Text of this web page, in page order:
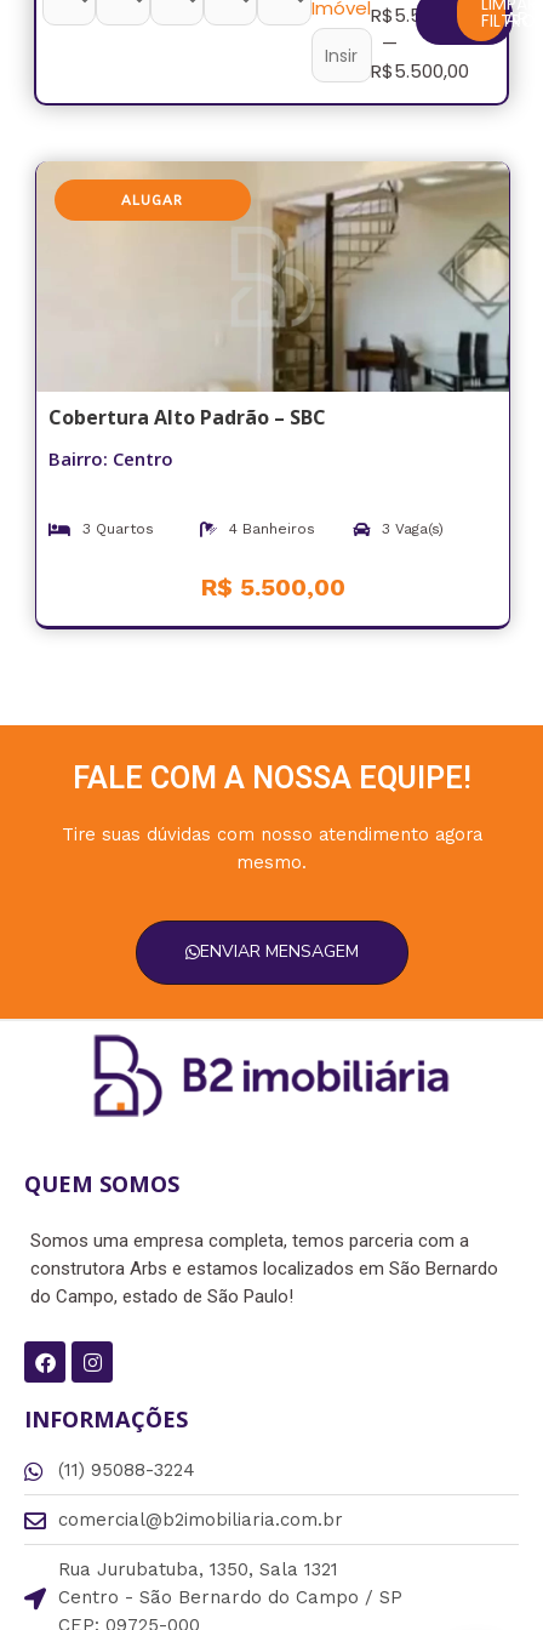
ImóvelR$5.500,00
—
R$5.500,00
FILTRAR
ALUGAR
Cobertura Alto Padrão – SBC
Bairro: Centro
3 Quartos 4 Banheiros 3 Vaga(s)
R$ 5.500,00
FALE COM A NOSSA EQUIPE!
Tire suas dúvidas com nosso atendimento agora
mesmo.
ENVIAR MENSAGEM
QUEM SOMOS
Somos uma empresa completa, temos parceria com a
construtora Arbs e estamos localizados em São Bernardo
do Campo, estado de São Paulo!
F
a
e
b
o
k
I
n
t
a
r
a
m
INFORMAÇÕES
(11) 95088-3224
comercial@b2imobiliaria.com.br
Rua Jurubatuba, 1350, Sala 1321
Centro - São Bernardo do Campo / SP
CEP: 09725-000